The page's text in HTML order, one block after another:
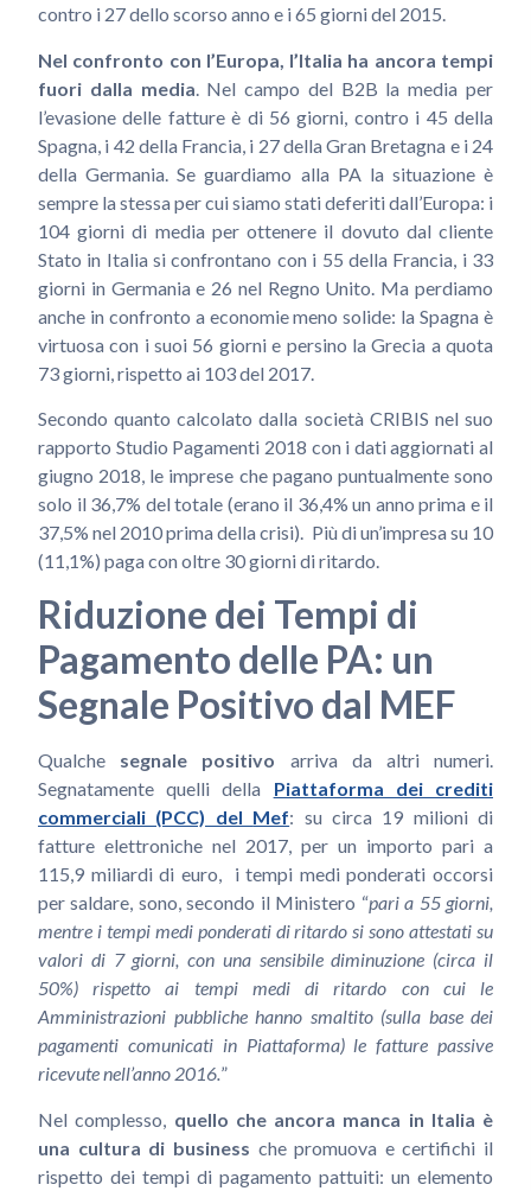
contro i 27 dello scorso anno e i 65 giorni del 2015.
Nel confronto con l’Europa, l’Italia ha ancora tempi
fuori dalla media . Nel campo del B2B la media per
l’evasione delle fatture è di 56 giorni, contro i 45 della
Spagna, i 42 della Francia, i 27 della Gran Bretagna e i 24
della Germania. Se guardiamo alla PA la situazione è
sempre la stessa per cui siamo stati deferiti dall’Europa: i
104 giorni di media per ottenere il dovuto dal cliente
Stato in Italia si confrontano con i 55 della Francia, i 33
giorni in Germania e 26 nel Regno Unito. Ma perdiamo
anche in confronto a economie meno solide: la Spagna è
virtuosa con i suoi 56 giorni e persino la Grecia a quota
73 giorni, rispetto ai 103 del 2017.
Secondo quanto calcolato dalla società CRIBIS nel suo
rapporto Studio Pagamenti 2018 con i dati aggiornati al
giugno 2018, le imprese che pagano puntualmente sono
solo il 36,7% del totale (erano il 36,4% un anno prima e il
37,5% nel 2010 prima della crisi). Più di un’impresa su 10
(11,1%) paga con oltre 30 giorni di ritardo.
Riduzione dei Tempi di
Pagamento delle PA: un
Segnale Positivo dal MEF
Qualche segnale positivo arriva da altri numeri.
Segnatamente quelli della Piattaforma dei crediti
commerciali (PCC) del Mef: su circa 19 milioni di
fatture elettroniche nel 2017, per un importo pari a
115,9 miliardi di euro, i tempi medi ponderati occorsi
per saldare, sono, secondo il Ministero “pari a 55 giorni,
mentre i tempi medi ponderati di ritardo si sono attestati su
valori di 7 giorni, con una sensibile diminuzione (circa il
50%) rispetto ai tempi medi di ritardo con cui le
Amministrazioni pubbliche hanno smaltito (sulla base dei
pagamenti comunicati in Piattaforma) le fatture passive
ricevute nell’anno 2016.”
Nel complesso, quello che ancora manca in Italia è
una cultura di business che promuova e certifichi il
rispetto dei tempi di pagamento pattuiti: un elemento